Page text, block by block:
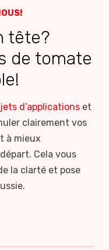
tête?
de tomate
d’applications et
clairement vos
à mieux
Cela vous
la clarté et pose